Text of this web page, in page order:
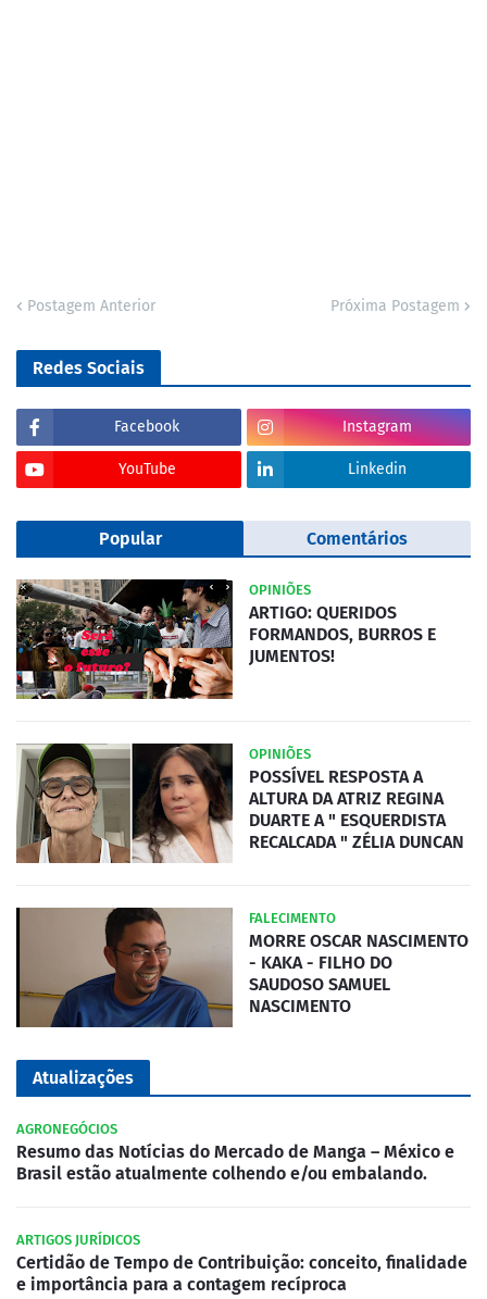
Postagem Anterior Próxima Postagem
Redes Sociais
Facebook Instagram
YouTube Linkedin
Popular Comentários
OPINIÕES
ARTIGO: QUERIDOS
FORMANDOS, BURROS E
JUMENTOS!
OPINIÕES
POSSÍVEL RESPOSTA A
ALTURA DA ATRIZ REGINA
DUARTE A " ESQUERDISTA
RECALCADA " ZÉLIA DUNCAN
FALECIMENTO
MORRE OSCAR NASCIMENTO
- KAKA - FILHO DO
SAUDOSO SAMUEL
NASCIMENTO
Atualizações
AGRONEGÓCIOS
Resumo das Notícias do Mercado de Manga – México e
Brasil estão atualmente colhendo e/ou embalando.
ARTIGOS JURÍDICOS
Certidão de Tempo de Contribuição: conceito, finalidade
e importância para a contagem recíproca